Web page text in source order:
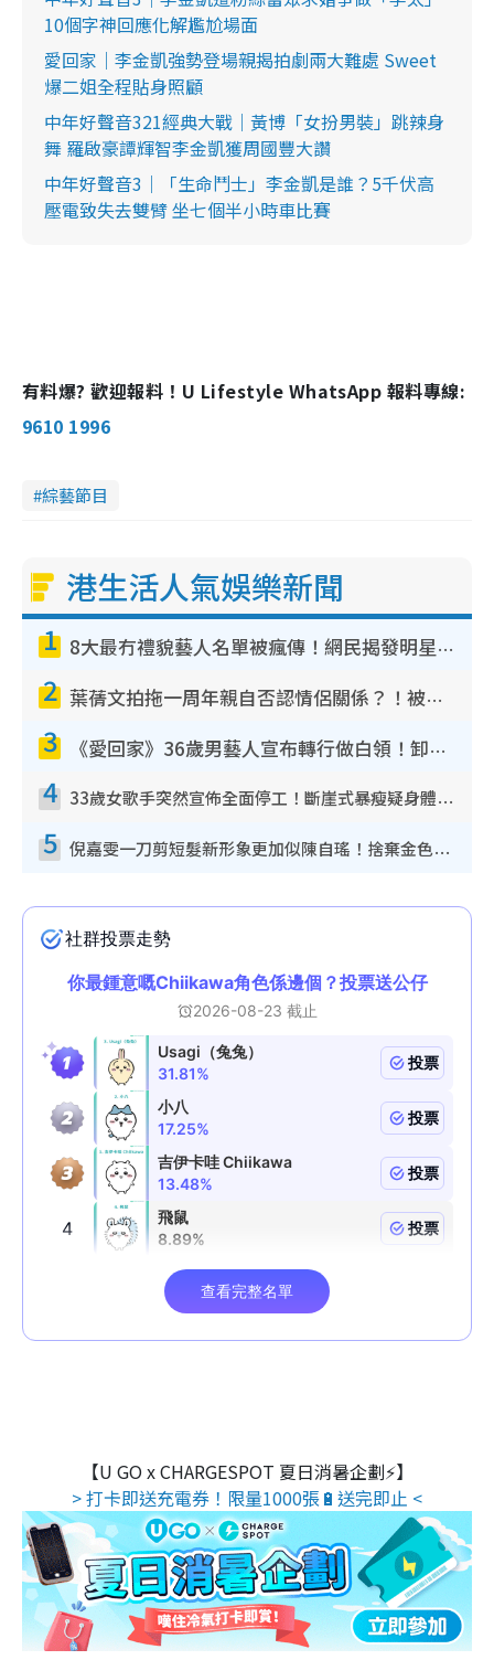
10個字神回應化解尷尬場面
愛回家｜李金凱強勢登場親揭拍劇兩大難處 Sweet
爆二姐全程貼身照顧
中年好聲音321經典大戰｜黃博「女扮男裝」跳辣身
舞 羅啟豪譚輝智李金凱獲周國豐大讚
中年好聲音3｜「生命鬥士」李金凱是誰？5千伏高
壓電致失去雙臂 坐七個半小時車比賽
有料爆? 歡迎報料！U Lifestyle WhatsApp 報料專線:
9610 1996
綜藝節目
港生活人氣娛樂新聞
1 8大最冇禮貌藝人名單被瘋傳！網民揭發明星真面目 一致數臭呢位係無品天花板？
2 葉蒨文拍拖一周年親自否認情侶關係？！被質疑感情造假竟稱GM「普通同事」
3 《愛回家》36歲男藝人宣布轉行做白領！卸下藝人身份回歸素人平淡生活
4 33歲女歌手突然宣佈全面停工！斷崖式暴瘦疑身體亮紅燈！聲明曝︰將暫時淡出
5 倪嘉雯一刀剪短髮新形象更加似陳自瑤！捨棄金色長髮造型氣質大變超驚喜
【U GO x CHARGESPOT 夏日消暑企劃⚡】
> 打卡即送充電券！限量1000張🔋送完即止 <